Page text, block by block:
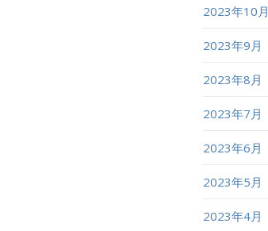
2023年10月
2023年9月
2023年8月
2023年7月
2023年6月
2023年5月
2023年4月